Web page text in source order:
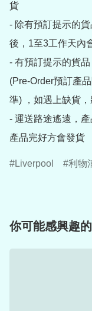
貨
- 除有預訂提示的
後，1至3工作天內
- 有預訂提示的貨
(Pre-Order預訂產
準) ，如遇上缺貨
- 運送路途遙遠，
產品完好方會發貨
Liverpool 利物
你可能感興趣